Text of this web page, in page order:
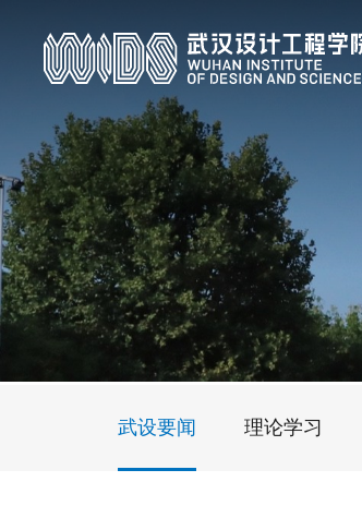
武设要闻 理论学习